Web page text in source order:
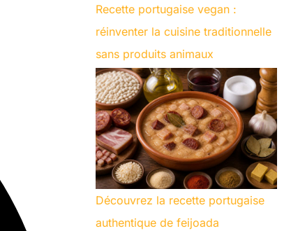
Recette portugaise vegan :
réinventer la cuisine traditionnelle
sans produits animaux
Découvrez la recette portugaise
authentique de feijoada